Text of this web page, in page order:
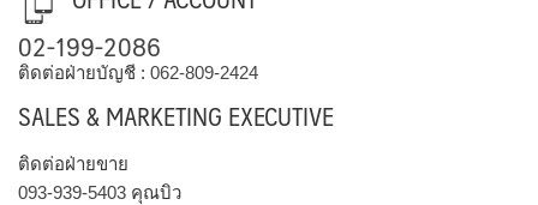
02-199-2086
ติดต่อฝ่ายบัญชี : 062-809-2424
SALES & MARKETING EXECUTIVE
ติดต่อฝ่ายขาย
093-939-5403 คุณบิว